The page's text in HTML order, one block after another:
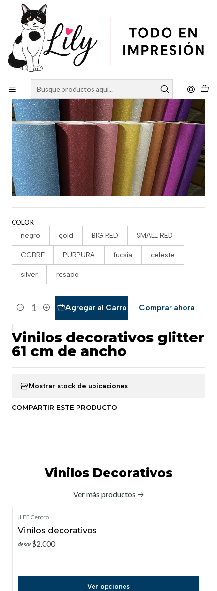
Inicio VINILOS
Vinilos decorativos glitter 61 cm de ancho
COLOR
negro gold BIG RED SMALL RED
COBRE PURPURA fucsia celeste
silver rosado
Cantidad
Agregar al Carro Comprar ahora
Vinilos decorativos glitter
61 cm de ancho
Mostrar stock de ubicaciones
COMPARTIR ESTE PRODUCTO
Vinilos Decorativos
Ver más productos
|LEE Centro
Vinilos decorativos
desde$2.000
Ver opciones